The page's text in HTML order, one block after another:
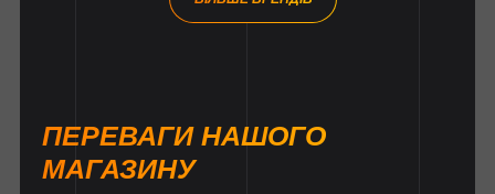
ПЕРЕВАГИ НАШОГО
МАГАЗИНУ